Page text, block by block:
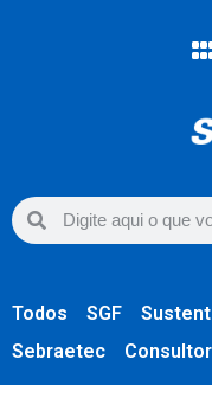
Todos SGF
Sebraetec